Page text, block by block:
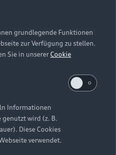
Hinweisgebersystem
Cookie-Einstellungen
und Anordnung der
Abbildungen auf dieser
grundlegende Funktionen
zur Verfügung zu stellen.
Sie in unsererCookie
Informationen
genutzt wird (z. B.
Diese Cookies
verwendet.